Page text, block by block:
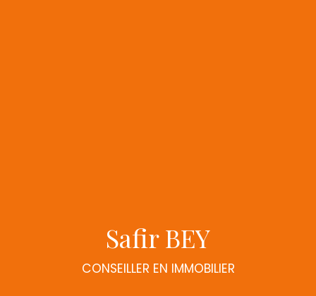
Safir BEY
CONSEILLER EN IMMOBILIER